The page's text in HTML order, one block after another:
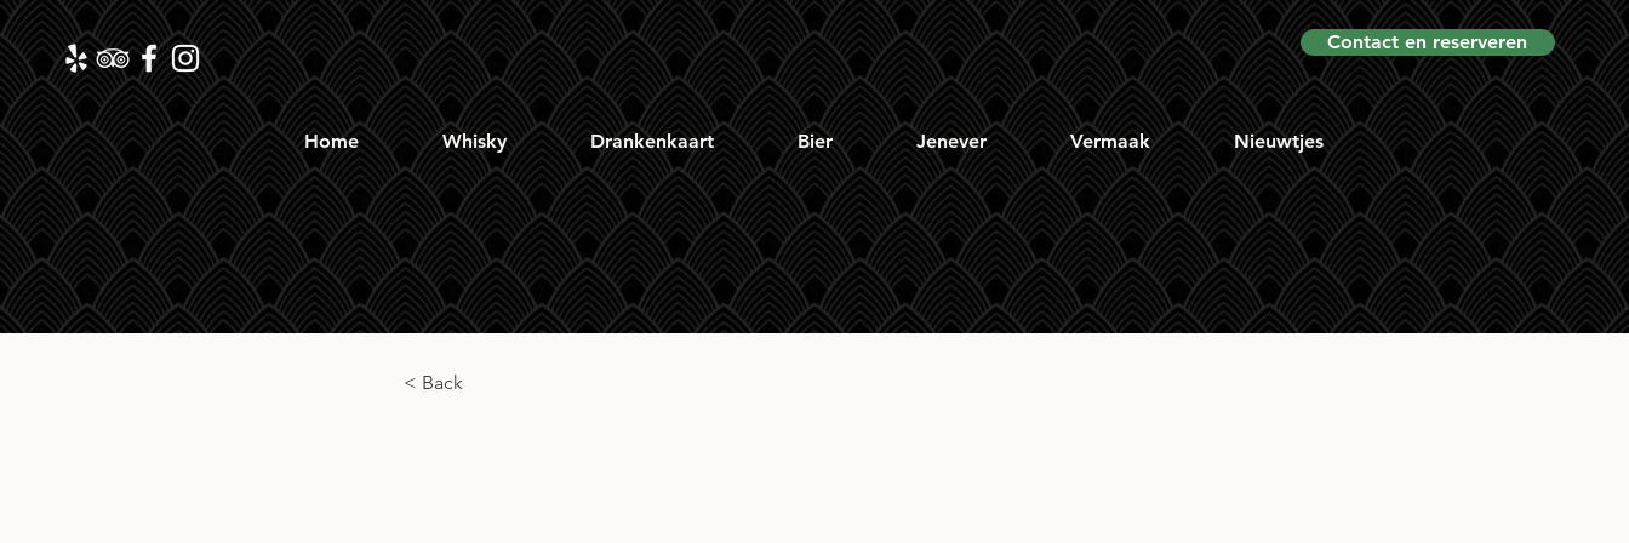
Contact en reserveren
Home Whisky Drankenkaart Bier Jenever Vermaak Nieuwtjes
< Back